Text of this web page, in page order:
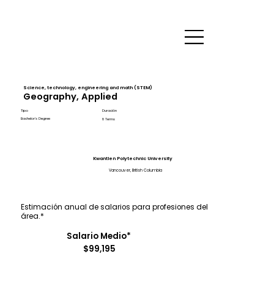
Science, technology, engineering and math (STEM)
Geography, Applied
Tipo
Bachelor's Degree
Duración
8 Terms
Kwantlen Polytechnic University
Vancouver, British Columbia
Salario Medio*
$99,195
Estimación anual de salarios para profesiones del
área.*